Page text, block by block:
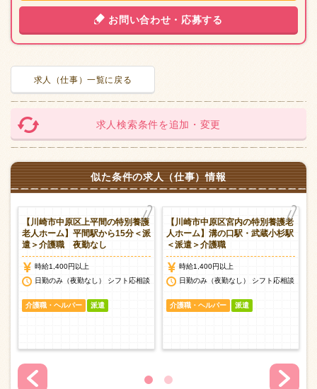
お問い合わせ・応募する
求人（仕事）一覧に戻る
求人検索条件を追加・変更
似た条件の求人（仕事）情報
【川崎市中原区上平間の特別養護
老人ホーム】平間駅から15分＜派
遣＞介護職 夜勤なし
時給1,400円以上
日勤のみ（夜勤なし） シフト応相談
介護職・ヘルパー 派遣
【川崎市中原区宮内の特別養護老
人ホーム】溝の口駅・武蔵小杉駅
＜派遣＞介護職
時給1,400円以上
日勤のみ（夜勤なし） シフト応相談
介護職・ヘルパー 派遣